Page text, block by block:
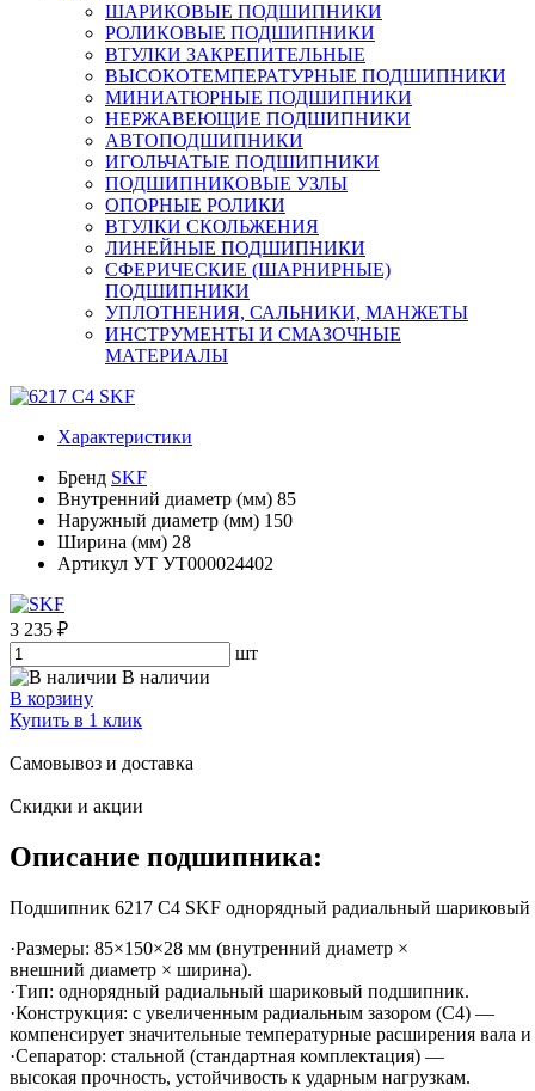
ШАРИКОВЫЕ ПОДШИПНИКИ
РОЛИКОВЫЕ ПОДШИПНИКИ
ВТУЛКИ ЗАКРЕПИТЕЛЬНЫЕ
ВЫСОКОТЕМПЕРАТУРНЫЕ ПОДШИПНИКИ
МИНИАТЮРНЫЕ ПОДШИПНИКИ
НЕРЖАВЕЮЩИЕ ПОДШИПНИКИ
АВТОПОДШИПНИКИ
ИГОЛЬЧАТЫЕ ПОДШИПНИКИ
ПОДШИПНИКОВЫЕ УЗЛЫ
ОПОРНЫЕ РОЛИКИ
ВТУЛКИ СКОЛЬЖЕНИЯ
ЛИНЕЙНЫЕ ПОДШИПНИКИ
СФЕРИЧЕСКИЕ (ШАРНИРНЫЕ)
ПОДШИПНИКИ
УПЛОТНЕНИЯ, САЛЬНИКИ, МАНЖЕТЫ
ИНСТРУМЕНТЫ И СМАЗОЧНЫЕ
МАТЕРИАЛЫ
Характеристики
Бренд SKF
Внутренний диаметр (мм) 85
Наружный диаметр (мм) 150
Ширина (мм) 28
Артикул УТ УТ000024402
3 235 ₽
шт
В наличии
В корзину
Купить в 1 клик
Самовывоз и доставка
Скидки и акции
Описание подшипника:
Подшипник 6217 C4 SKF однорядный радиальный шариковый
·Размеры: 85×150×28 мм (внутренний диаметр ×
внешний диаметр × ширина).
·Тип: однорядный радиальный шариковый подшипник.
·Конструкция: с увеличенным радиальным зазором (C4) —
компенсирует значительные температурные расширения вала
·Сепаратор: стальной (стандартная комплектация) —
высокая прочность, устойчивость к ударным нагрузкам.